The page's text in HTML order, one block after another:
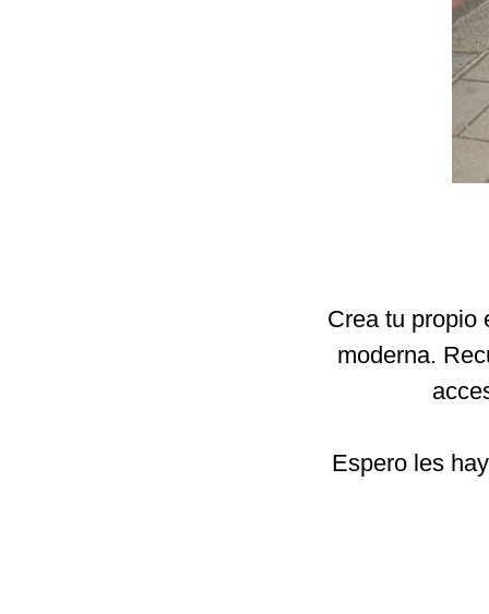
Crea tu propio
moderna.
Espero les